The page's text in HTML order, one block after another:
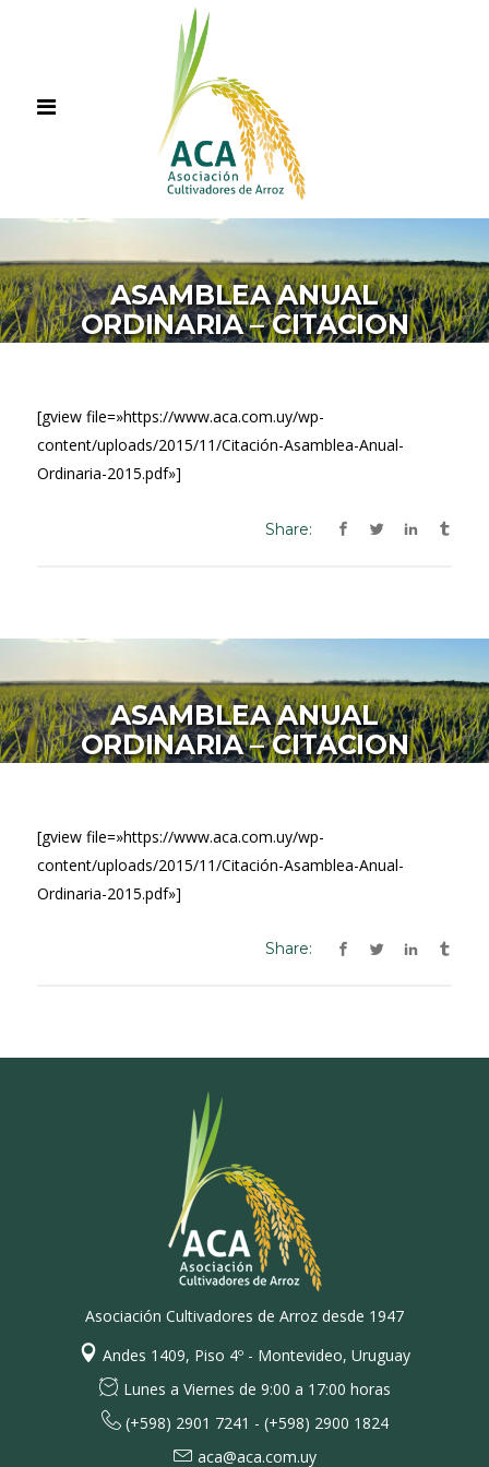
ASAMBLEA ANUAL
ORDINARIA – CITACION
[gview file=»https://www.aca.com.uy/wp-
content/uploads/2015/11/Citación-Asamblea-Anual-
Ordinaria-2015.pdf»]
Share:
ASAMBLEA ANUAL
ORDINARIA – CITACION
[gview file=»https://www.aca.com.uy/wp-
content/uploads/2015/11/Citación-Asamblea-Anual-
Ordinaria-2015.pdf»]
Share:
Asociación Cultivadores de Arroz desde 1947
Andes 1409, Piso 4º - Montevideo, Uruguay
Lunes a Viernes de 9:00 a 17:00 horas
(+598) 2901 7241 - (+598) 2900 1824
aca@aca.com.uy